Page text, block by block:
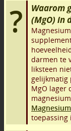
Waarom
(MgO) in
darmen te
liksteen
gelijkmatig
MgO lager
toepassing